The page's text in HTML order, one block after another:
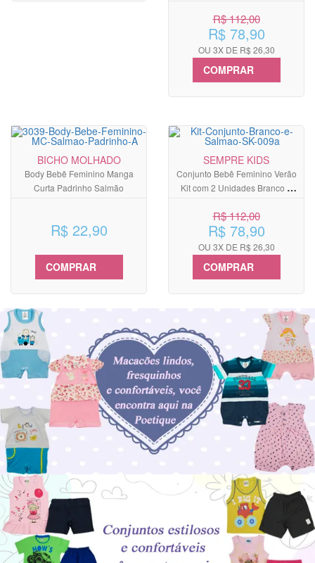
R$ 112,00
R$ 78,90
OU 3X DE R$ 26,30
COMPRAR
BICHO MOLHADO
Body Bebê Feminino Manga
Curta Padrinho Salmão
R$ 22,90
COMPRAR
SEMPRE KIDS
Conjunto Bebê Feminino Verão
Kit com 2 Unidades Branco e
R$ 112,00
R$ 78,90
OU 3X DE R$ 26,30
COMPRAR